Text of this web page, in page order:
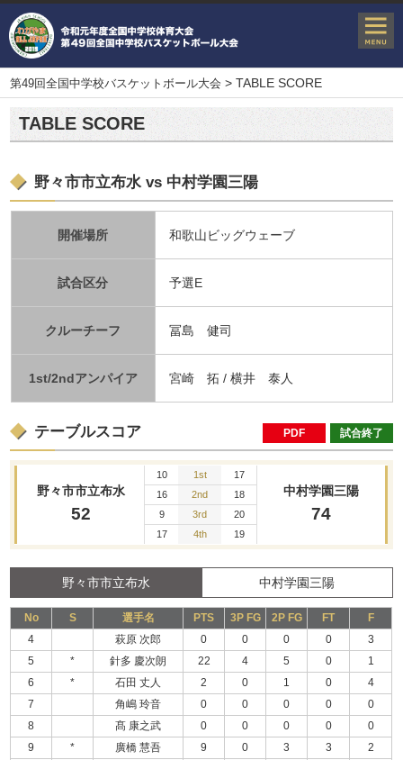
第49回全国中学校バスケットボール大会 >TABLE SCORE
TABLE SCORE
野々市市立布水 vs 中村学園三陽
開催場所 和歌山ビッグウェーブ
試合区分 予選E
クルーチーフ 冨島 健司
1st/2ndアンパイア 宮崎 拓 / 横井 泰人
テーブルスコア PDF 試合終了
野々市市立布水
52
10 1st 17
中村学園三陽
74
16 2nd
18
9
3rd
20
17
4th 19
野々市市立布水 中村学園三陽
No S 選手名 PTS 3P FG 2P FG FT
F
4
萩原 次郎 0 0 0 0
3
5
* 針多 慶次朗 22 4 5 0
1
6
* 石田 丈人 2 0 1 0
4
7
角嶋 玲音 0 0 0 0
0
8
髙 康之武 0 0 0 0
0
9
* 廣橋 慧吾 9 0 3 3
2